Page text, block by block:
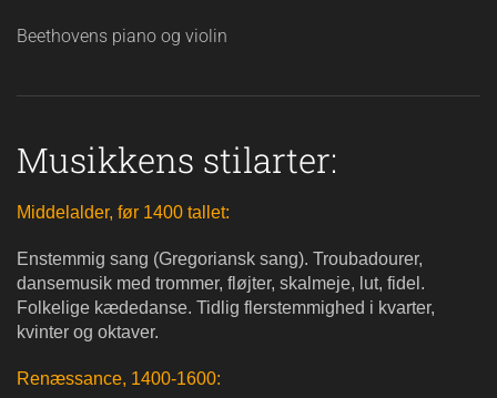
Beethovens piano og violin
Musikkens stilarter:
Middelalder, før 1400 tallet:
Enstemmig sang (Gregoriansk sang). Troubadourer,
dansemusik med trommer, fløjter, skalmeje, lut, fidel.
Folkelige kædedanse. Tidlig flerstemmighed i kvarter,
kvinter og oktaver.
Renæssance, 1400-1600: